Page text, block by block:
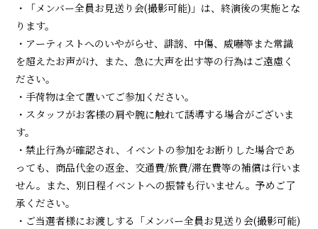
・「メンバー全員お見送り会(撮影可能)」は、終演後の実施とな
ります。
・アーティストへのいやがらせ、誹謗、中傷、威嚇等また常識
を超えたお声がけ、また、急に大声を出す等の行為はご遠慮く
ださい。
・手荷物は全て置いてご参加ください。
・スタッフがお客様の肩や腕に触れて誘導する場合がございま
す。
・禁止行為が確認され、イベントの参加をお断りした場合であ
っても、商品代金の返金、交通費/旅費/滞在費等の補償は行いま
せん。また、別日程イベントへの振替も行いません。予めご了
承ください。
・ご当選者様にお渡しする「メンバー全員お見送り会(撮影可能)